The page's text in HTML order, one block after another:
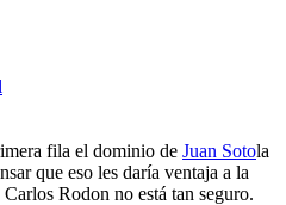
fila el dominio de Juan Sotola
que eso les daría ventaja a la
Rodon no está tan seguro.